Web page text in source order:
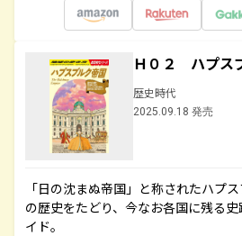
Ｈ０２ ハプス
歴史時代
2025.09.18 発売
「日の沈まぬ帝国」と称されたハプ
の歴史をたどり、今なお各国に残る
イド。